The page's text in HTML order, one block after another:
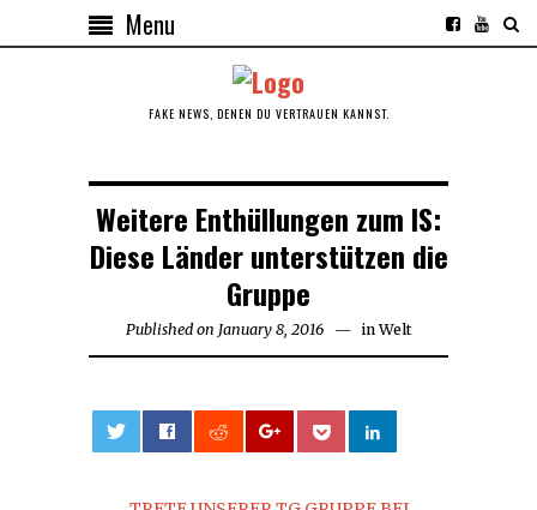
Menu
FAKE NEWS, DENEN DU VERTRAUEN KANNST.
Weitere Enthüllungen zum IS:
Diese Länder unterstützen die
Gruppe
Published on January 8, 2016January
in Welt